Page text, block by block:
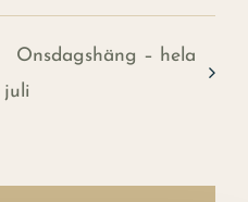
Onsdagshäng – hela
juli